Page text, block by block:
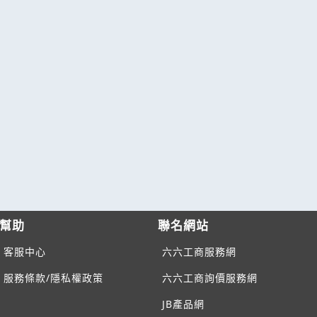
幫助
客服中心
服務條款/隱私權政策
聯名網站
六六工商服務網
六六工商詢價服務網
JB產品網